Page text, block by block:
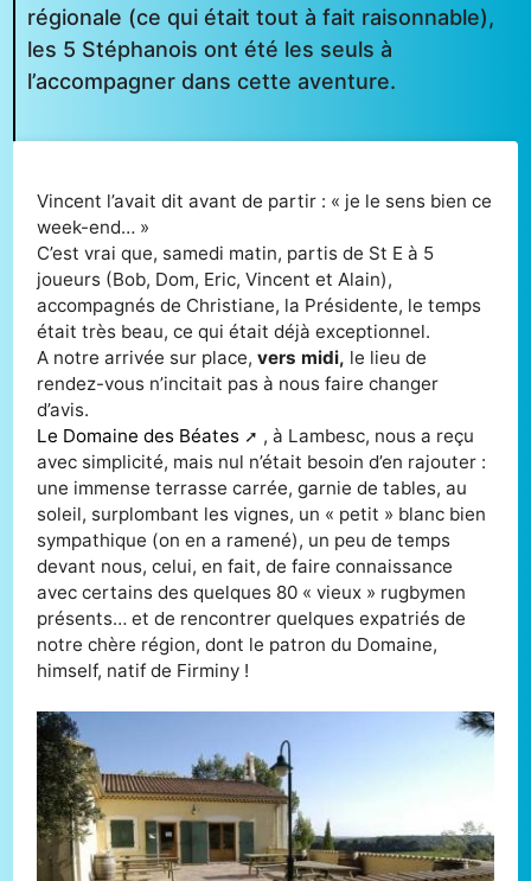
régionale (ce qui était tout à fait raisonnable),
les 5 Stéphanois ont été les seuls à
l’accompagner dans cette aventure.
Vincent l’avait dit avant de partir : « je le sens bien ce
week-end… »
C’est vrai que, samedi matin, partis de St E à 5
joueurs (Bob, Dom, Eric, Vincent et Alain),
accompagnés de Christiane, la Présidente, le temps
était très beau, ce qui était déjà exceptionnel.
A notre arrivée sur place,vers midi, le lieu de
rendez-vous n’incitait pas à nous faire changer
d’avis.
Le Domaine des Béates
, à Lambesc, nous a reçu
avec simplicité, mais nul n’était besoin d’en rajouter :
une immense terrasse carrée, garnie de tables, au
soleil, surplombant les vignes, un « petit » blanc bien
sympathique (on en a ramené), un peu de temps
devant nous, celui, en fait, de faire connaissance
avec certains des quelques 80 « vieux » rugbymen
présents… et de rencontrer quelques expatriés de
notre chère région, dont le patron du Domaine,
himself, natif de Firminy !